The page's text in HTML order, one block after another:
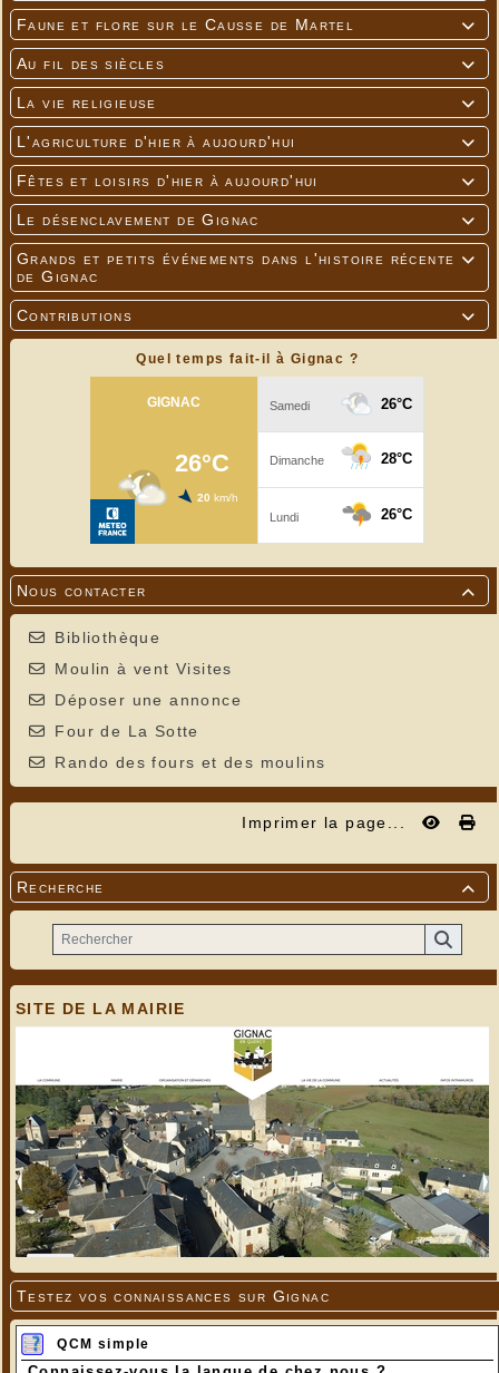

Faune et flore sur le Causse de Martel

Au fil des siècles

La vie religieuse

L'agriculture d'hier à aujourd'hui

Fêtes et loisirs d'hier à aujourd'hui

Le désenclavement de Gignac

Grands et petits événements dans l'histoire récente
de Gignac

Contributions
Quel temps fait-il à Gignac ?

Nous contacter
Bibliothèque
Moulin à vent Visites
Déposer une annonce
Four de La Sotte
Rando des fours et des moulins
Imprimer la page...

Recherche
SITE DE LA MAIRIE
Testez vos connaissances sur Gignac
QCM simple